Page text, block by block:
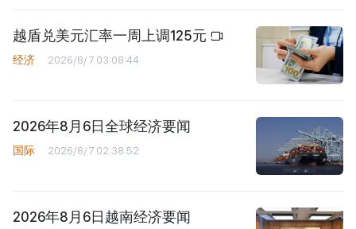
越盾兑美元汇率一周上调125元
经济 2026/8/7 03:08:44
2026年8月6日全球经济要闻
国际 2026/8/7 02:38:52
2026年8月6日越南经济要闻